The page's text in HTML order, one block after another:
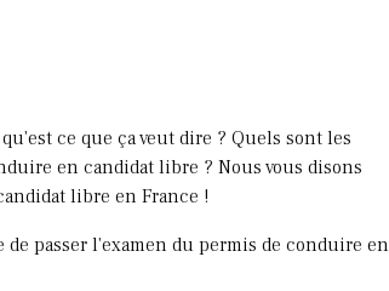
ce que ça veut dire ? Quels sont les
en candidat libre ? Nous vous disons
libre en France !
passer l'examen du permis de conduire en